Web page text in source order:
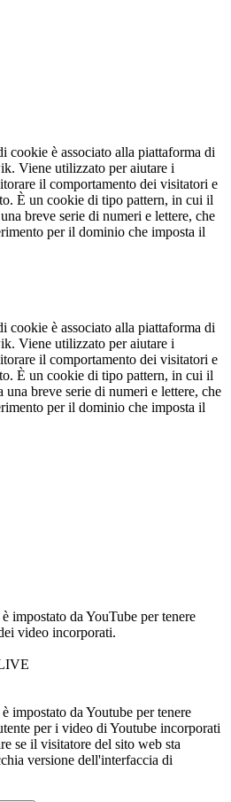
cookie è associato alla piattaforma di
Viene utilizzato per aiutare i
il comportamento dei visitatori e
È un cookie di tipo pattern, in cui il
breve serie di numeri e lettere, che
per il dominio che imposta il
cookie è associato alla piattaforma di
Viene utilizzato per aiutare i
il comportamento dei visitatori e
È un cookie di tipo pattern, in cui il
una breve serie di numeri e lettere, che
per il dominio che imposta il
impostato da YouTube per tenere
video incorporati.
impostato da Youtube per tenere
per i video di Youtube incorporati
se il visitatore del sito web sta
versione dell'interfaccia di